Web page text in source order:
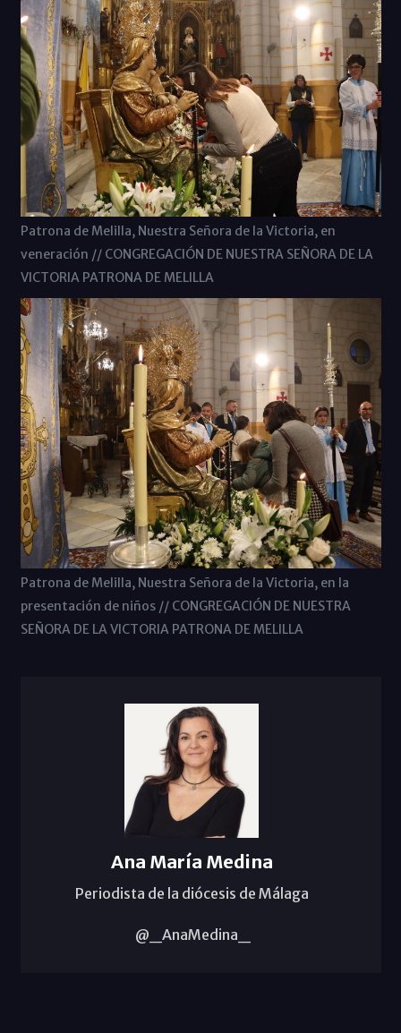
Patrona de Melilla, Nuestra Señora de la Victoria, en
veneración // CONGREGACIÓN DE NUESTRA SEÑORA DE LA
VICTORIA PATRONA DE MELILLA
Patrona de Melilla, Nuestra Señora de la Victoria, en la
presentación de niños // CONGREGACIÓN DE NUESTRA
SEÑORA DE LA VICTORIA PATRONA DE MELILLA
Ana María Medina
Periodista de la diócesis de Málaga
@_AnaMedina_